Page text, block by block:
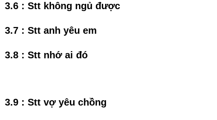
3.6 : Stt không ngủ được
3.7 : Stt anh yêu em
3.8 : Stt nhớ ai đó
3.9 : Stt vợ yêu chồng